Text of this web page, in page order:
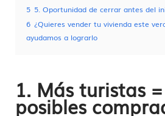
5 5. Oportunidad de cerrar antes del
6 ¿Quieres vender tu vivienda este
ayudamos a lograrlo
1. Más turistas
posibles